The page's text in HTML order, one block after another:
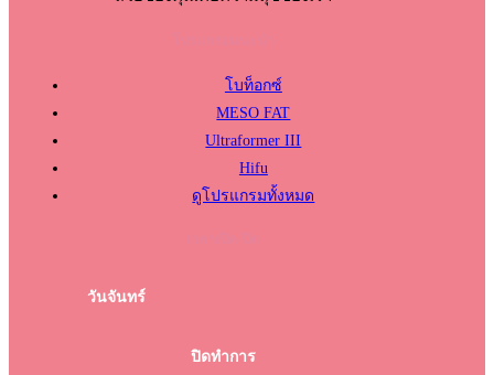
โบท็อกซ์
MESO FAT
Ultraformer III
Hifu
ดูโปรแกรมทั้งหมด
วันจันทร์
ปิดทำการ